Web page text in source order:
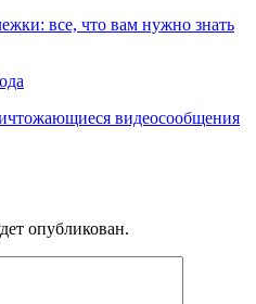
все, что вам нужно знать
видеосообщения
опубликован.